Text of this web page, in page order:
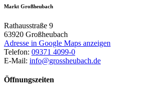
Markt Großheubach
Rathausstraße 9
63920 Großheubach
Adresse in Google Maps anzeigen
Telefon: 09371 4099-0
E-Mail: info@grossheubach.de
Öffnungszeiten